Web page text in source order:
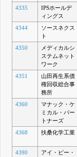
4335
IPSホールデ
ィングス
4344
ソースネクス
ト
4350
メディカルシ
ステムネット
ワーク
4351
山田再生系債
権回収総合事
務所
4360
マナック・ケ
ミカル・パー
トナーズ
4368 扶桑化学工業
4390
アイ・ピー・